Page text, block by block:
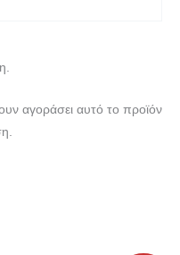
αγοράσει αυτό το προϊόν